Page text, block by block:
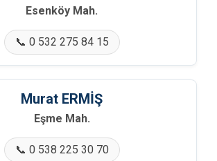
Esenköy Mah.
📞 0 532 275 84 15
Murat ERMİŞ
Eşme Mah.
📞 0 538 225 30 70